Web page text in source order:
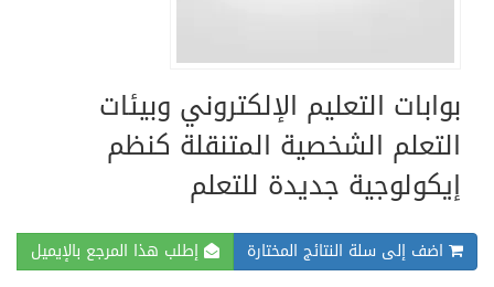
بوابات التعليم الإلكتروني وبيئات
التعلم الشخصية المتنقلة كنظم
إيكولوجية جديدة للتعلم
اضف إلى سلة النتائج المختارة إطلب هذا المرجع بالإيميل